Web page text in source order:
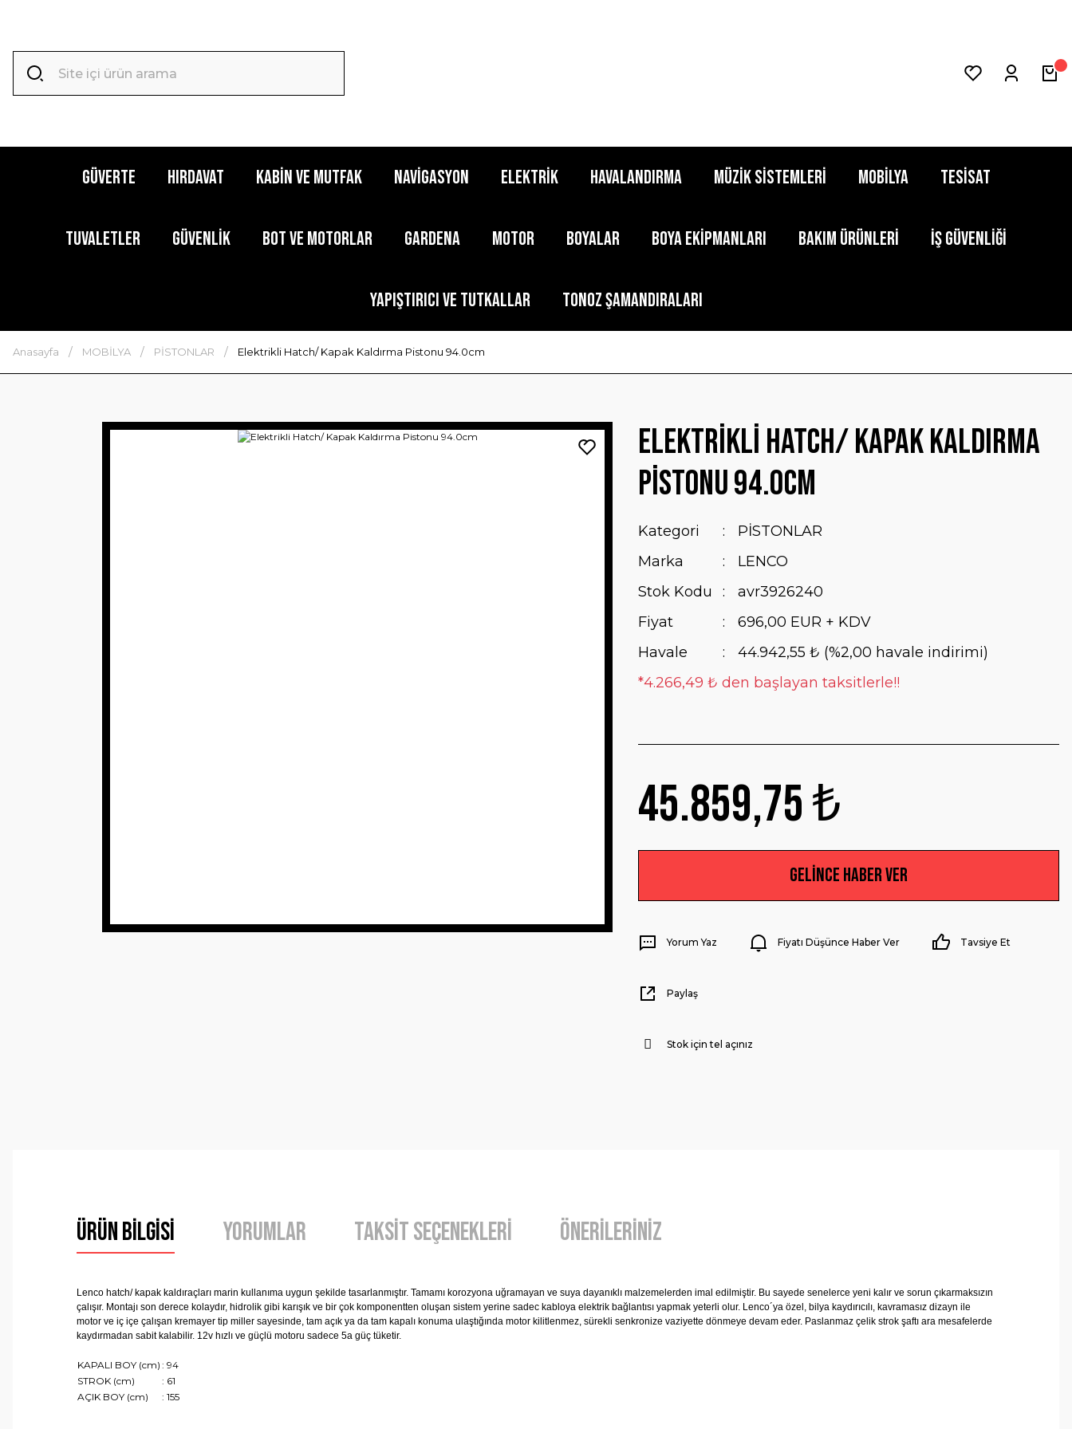
GÜVERTE HIRDAVAT KABİN ve MUTFAK NAVİGASYON ELEKTRİK HAVALANDIRMA MÜZİK SİSTEMLERİ MOBİLYA TESİSAT
TUVALETLER GÜVENLİK BOT ve MOTORLAR GARDENA MOTOR BOYALAR BOYA EKİPMANLARI BAKIM ÜRÜNLERİ İŞ GÜVENLİĞİ
YAPIŞTIRICI ve TUTKALLAR TONOZ ŞAMANDIRALARI
Anasayfa MOBİLYA PİSTONLAR Elektrikli Hatch/ Kapak Kaldırma Pistonu 94.0cm
Elektrikli Hatch/ Kapak Kaldırma
Pistonu 94.0cm
Kategori
PİSTONLAR
Marka
LENCO
Stok Kodu
avr3926240
Fiyat
696,00 EUR + KDV
Havale
44.942,55 ₺ (%2,00 havale indirimi)
*4.266,49 ₺ den başlayan taksitlerle!!
45.859,75 ₺
Gelince Haber Ver
Yorum Yaz Fiyatı Düşünce Haber Ver Tavsiye Et
Paylaş
Stok için tel açınız
Ürün Bilgisi Yorumlar Taksit Seçenekleri Önerileriniz
Lenco hatch/ kapak kaldıraçları marin kullanıma uygun şekilde tasarlanmıştır. Tamamı korozyona uğramayan ve suya dayanıklı malzemelerden imal edilmiştir. Bu sayede senelerce yeni kalır ve sorun çıkarmaksızın
çalışır. Montajı son derece kolaydır, hidrolik gibi karışık ve bir çok komponentten oluşan sistem yerine sadec kabloya elektrik bağlantısı yapmak yeterli olur. Lenco´ya özel, bilya kaydırıcılı, kavramasız dizayn ile
motor ve iç içe çalışan kremayer tip miller sayesinde, tam açık ya da tam kapalı konuma ulaştığında motor kilitlenmez, sürekli senkronize vaziyette dönmeye devam eder. Paslanmaz çelik strok şaftı ara mesafelerde
kaydırmadan sabit kalabilir. 12v hızlı ve güçlü motoru sadece 5a güç tüketir.
KAPALI BOY (cm) : 94
STROK (cm)
: 61
AÇIK BOY (cm)
: 155